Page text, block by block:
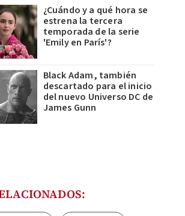
¿Cuándo y a qué hora se
estrena la tercera
temporada de la serie
'Emily en París'?
Black Adam, también
descartado para el inicio
del nuevo Universo DC de
James Gunn